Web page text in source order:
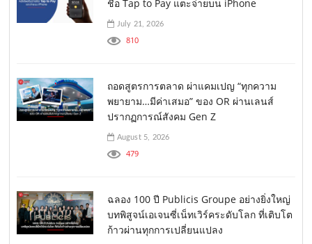
ชื่อ Tap to Pay แตะจ่ายบน iPhone
July 21, 2026
810
ถอดสูตรการตลาด ผ่าแคมเปญ “ทุกความ
พยายาม…มีค่าเสมอ” ของ OR ผ่านเลนส์
ปรากฏการณ์สังคม Gen Z
August 5, 2026
479
ฉลอง 100 ปี Publicis Groupe อย่างยิ่งใหญ่
บทพิสูจน์เอเจนซี่เน็ทเวิร์คระดับโลก ที่เติบโต
ก้าวผ่านทุกการเปลี่ยนแปลง